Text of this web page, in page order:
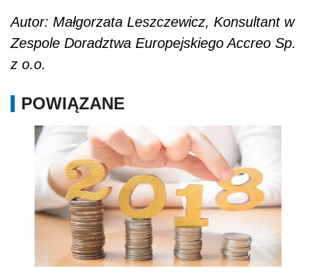
Autor: Małgorzata Leszczewicz, Konsultant w
Zespole Doradztwa Europejskiego Accreo Sp.
z o.o.
POWIĄZANE